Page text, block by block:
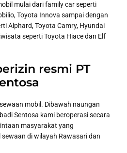
mulai dari family car seperti
Toyota Innova sampai dengan
Alphard, Toyota Camry, Hyundai
seperti Toyota Hiace dan Elf
resmi PT
mobil. Dibawah naungan
Sentosa kami beroperasi secara
masyarakat yang
di wilayah Rawasari dan